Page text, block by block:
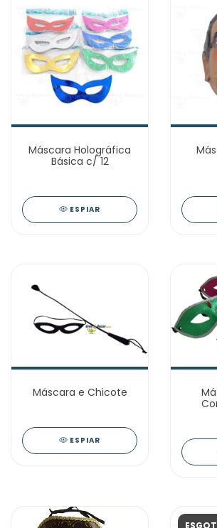
Máscara Holográfica
Básica c/ 12
ESPIAR
Máscara e Chicote
ESPIAR